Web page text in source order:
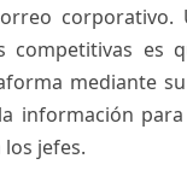
corporativo.
competitivas es
mediante
información
jefes.